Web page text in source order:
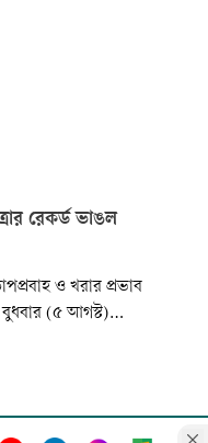
রেকর্ড ভাঙল
ও খরার প্রভাব
(৫ আগস্ট)
বিদ্যুতের ওপর চাপ